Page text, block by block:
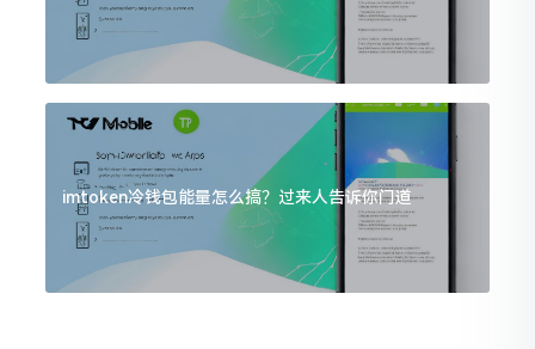
imtoken冷钱包能量怎么搞？过来人告诉你门道